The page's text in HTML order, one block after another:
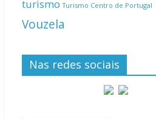
turismo Turismo Centro de Portugal
Vouzela
Nas redes sociais